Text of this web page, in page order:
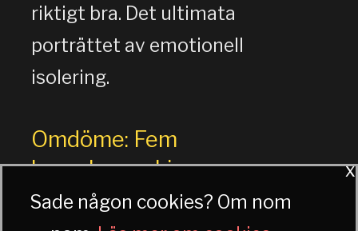
riktigt bra. Det ultimata
porträttet av emotionell
isolering.
Omdöme: Fem
karaokemaskiner
Sade någon cookies? Om nom
x